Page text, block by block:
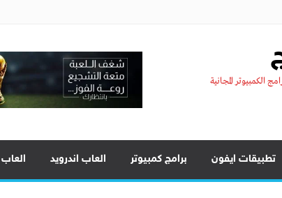
الكمبيوتر المجانية
تطبيقات ايفون برامج كمبيوتر العاب اندرويد